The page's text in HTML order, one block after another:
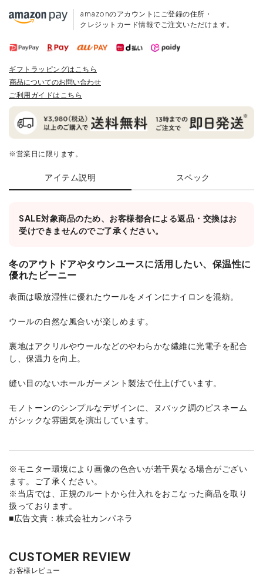
amazonのアカウントにご登録の住所・
クレジットカード情報でご注文いただけます。
ギフトラッピングはこちら
商品についてのお問い合わせ
ご利用ガイドはこちら
※営業日に限ります。
アイテム説明 スペック
SALE対象商品のため、お客様都合による返品・交換はお
受けできませんのでご了承ください。
冬のアウトドアやタウンユースに活用したい、保温性に
優れたビーニー
表面は吸放湿性に優れたウールをメインにナイロンを混紡。
ウールの自然な風合いが楽しめます。
裏地はアクリルやウールなどのやわらかな繊維に光電子を配合
し、保温力を向上。
縫い目のないホールガーメント製法で仕上げています。
モノトーンのシンプルなデザインに、ヌバック調のピスネーム
がシックな雰囲気を演出しています。
※モニター環境により画像の色合いが若干異なる場合がござい
ます。ご了承ください。
※当店では、正規のルートから仕入れをおこなった商品を取り
扱っております。
■広告文責：株式会社カンパネラ